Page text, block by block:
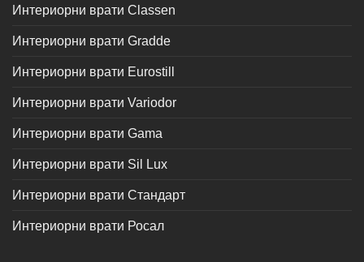
Интериорни врати Classen
Интериорни врати Gradde
Интериорни врати Eurostill
Интериорни врати Variodor
Интериорни врати Gama
Интериорни врати Sil Lux
Интериорни врати Стандарт
Интериорни врати Росал